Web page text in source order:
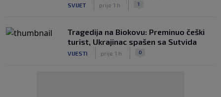
SVIJET prije 1 h 1
Tragedija na Biokovu: Preminuo češki
turist, Ukrajinac spašen sa Sutvida
VIJESTI prije 1 h 0